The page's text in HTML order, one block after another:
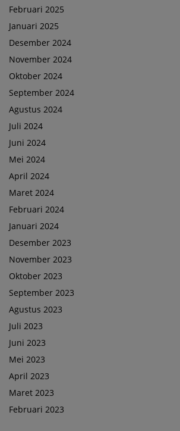
Februari 2025
Januari 2025
Desember 2024
November 2024
Oktober 2024
September 2024
Agustus 2024
Juli 2024
Juni 2024
Mei 2024
April 2024
Maret 2024
Februari 2024
Januari 2024
Desember 2023
November 2023
Oktober 2023
September 2023
Agustus 2023
Juli 2023
Juni 2023
Mei 2023
April 2023
Maret 2023
Februari 2023